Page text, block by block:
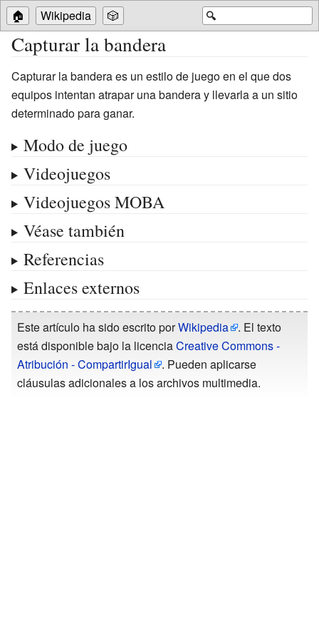
🔍
🏠 Wikipedia 🎲
Capturar la bandera
Capturar la bandera es un estilo de juego en el que dos
equipos intentan atrapar una bandera y llevarla a un sitio
determinado para ganar.
Modo de juego
Videojuegos
Videojuegos MOBA
Véase también
Referencias
Enlaces externos
Este artículo ha sido escrito porWikipedia
. El texto
está disponible bajo la licenciaCreative Commons -
Atribución - CompartirIgual
. Pueden aplicarse
cláusulas adicionales a los archivos multimedia.